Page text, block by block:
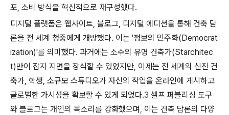
포, 소비 방식을 혁신적으로 재구성했다.
디지털 플랫폼은 웹사이트, 블로그, 디지털 에디션을 통해 건축 담
론을 전 세계 청중에게 개방했다. 이는 '정보의 민주화(Democrat
ization)'를 의미했다. 과거에는 소수의 유명 건축가(Starchitec
t)만이 잡지 지면을 장식할 수 있었지만, 이제는 전 세계의 신진 건
축가, 학생, 소규모 스튜디오가 자신의 작업을 온라인에 게시하고
글로벌한 가시성을 확보할 수 있게 되었다.3 셀프 퍼블리싱 도구
와 블로그는 개인의 목소리를 강화했으며, 이는 건축 담론의 다양